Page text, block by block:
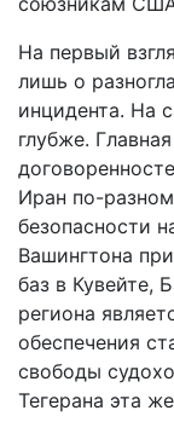
На первый
лишь о
инцидента. На
глубже.
Иран по-
безопасности
Вашингтона
баз в Кувейте,
региона
обеспечения
свободы
Тегерана эта